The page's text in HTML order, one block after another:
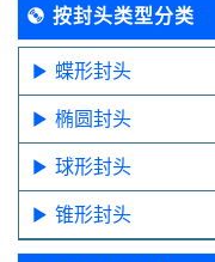
按封头类型分类
蝶形封头
椭圆封头
球形封头
锥形封头